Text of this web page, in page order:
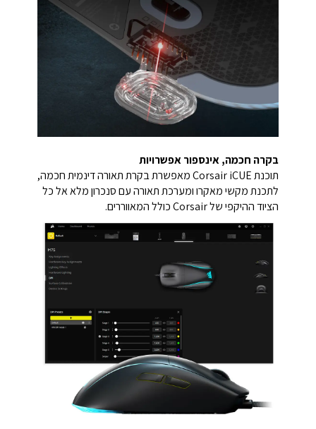
בקרה חכמה, אינספור אפשרויות
תוכנת Corsair iCUE מאפשרת בקרת תאורה דינמית חכמה,
לתכנת מקשי מאקרו ומערכת תאורה עם סנכרון מלא אל כל
הציוד ההיקפי של Corsair כולל המאווררים.